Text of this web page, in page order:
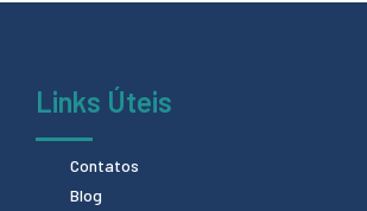
Links Úteis
Contatos
Blog